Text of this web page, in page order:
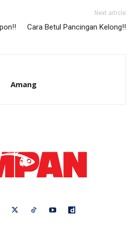
Next article
Cara Betul Pancingan Kelong!!
Amang